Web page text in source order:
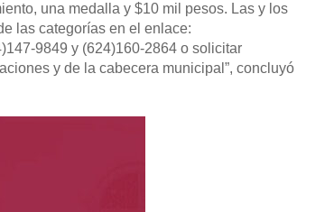
una medalla y $10 mil pesos. Las y los
las categorías en el enlace:
9849 y (624)160-2864 o solicitar
y de la cabecera municipal”, concluyó